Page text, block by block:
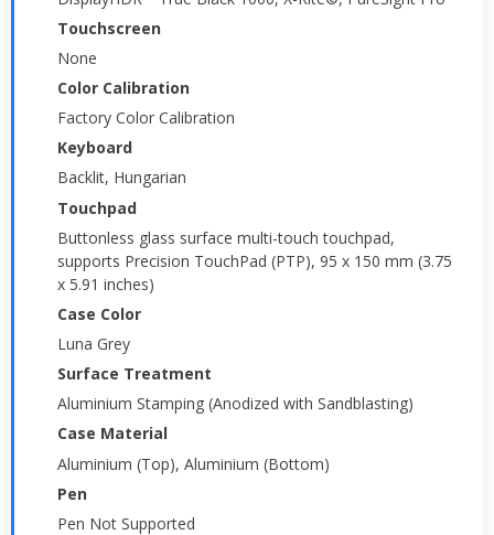
Touchscreen
None
Color Calibration
Factory Color Calibration
Keyboard
Backlit, Hungarian
Touchpad
Buttonless glass surface multi-touch touchpad,
supports Precision TouchPad (PTP), 95 x 150 mm (3.75
x 5.91 inches)
Case Color
Luna Grey
Surface Treatment
Aluminium Stamping (Anodized with Sandblasting)
Case Material
Aluminium (Top), Aluminium (Bottom)
Pen
Pen Not Supported